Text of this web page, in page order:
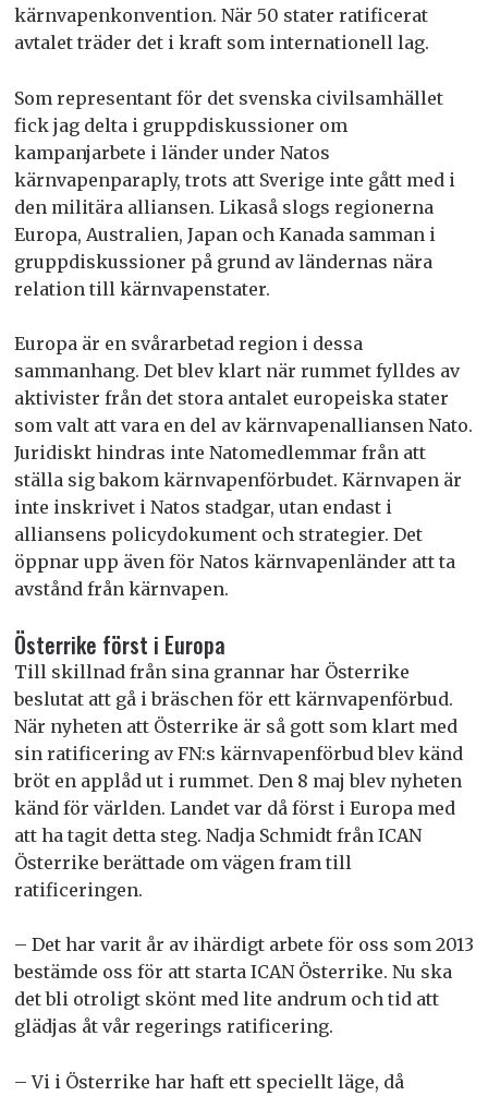
kärnvapenkonvention. När 50 stater ratificerat
avtalet träder det i kraft som internationell lag.
Som representant för det svenska civilsamhället
fick jag delta i gruppdiskussioner om
kampanjarbete i länder under Natos
kärnvapenparaply, trots att Sverige inte gått med i
den militära alliansen. Likaså slogs regionerna
Europa, Australien, Japan och Kanada samman i
gruppdiskussioner på grund av ländernas nära
relation till kärnvapenstater.
Europa är en svårarbetad region i dessa
sammanhang. Det blev klart när rummet fylldes av
aktivister från det stora antalet europeiska stater
som valt att vara en del av kärnvapenalliansen Nato.
Juridiskt hindras inte Natomedlemmar från att
ställa sig bakom kärnvapenförbudet. Kärnvapen är
inte inskrivet i Natos stadgar, utan endast i
alliansens policydokument och strategier. Det
öppnar upp även för Natos kärnvapenländer att ta
avstånd från kärnvapen.
Österrike först i Europa
Till skillnad från sina grannar har Österrike
beslutat att gå i bräschen för ett kärnvapenförbud.
När nyheten att Österrike är så gott som klart med
sin ratificering av FN:s kärnvapenförbud blev känd
bröt en applåd ut i rummet. Den 8 maj blev nyheten
känd för världen. Landet var då först i Europa med
att ha tagit detta steg. Nadja Schmidt från ICAN
Österrike berättade om vägen fram till
ratificeringen.
– Det har varit år av ihärdigt arbete för oss som 2013
bestämde oss för att starta ICAN Österrike. Nu ska
det bli otroligt skönt med lite andrum och tid att
glädjas åt vår regerings ratificering.
– Vi i Österrike har haft ett speciellt läge, då